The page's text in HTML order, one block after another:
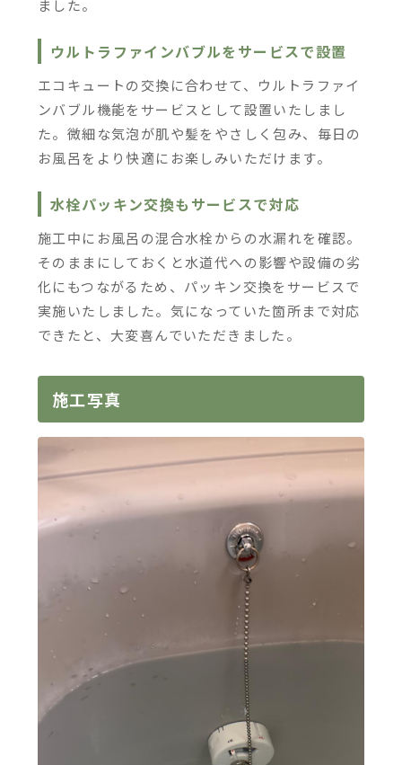
ました。
ウルトラファインバブルをサービスで設置
エコキュートの交換に合わせて、ウルトラファイ
ンバブル機能をサービスとして設置いたしまし
た。微細な気泡が肌や髪をやさしく包み、毎日の
お風呂をより快適にお楽しみいただけます。
水栓パッキン交換もサービスで対応
施工中にお風呂の混合水栓からの水漏れを確認。
そのままにしておくと水道代への影響や設備の劣
化にもつながるため、パッキン交換をサービスで
実施いたしました。気になっていた箇所まで対応
できたと、大変喜んでいただきました。
施工写真